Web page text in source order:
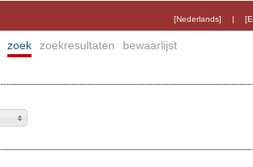
|
[Nederlands]
zoek zoekresultaten bewaarlijst